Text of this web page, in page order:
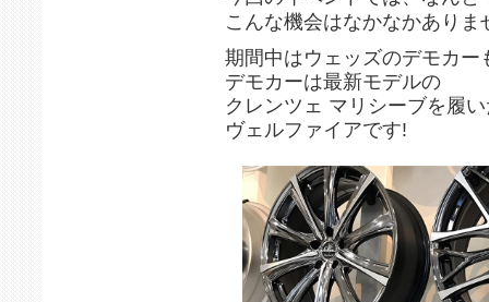
こんな機会はなかなかありま
期間中はウェッズのデモカー
デモカーは最新モデルの
クレンツェ マリシーブを履
ヴェルファイアです!